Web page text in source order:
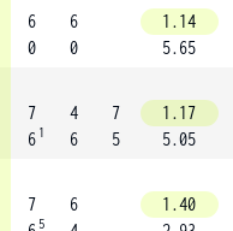
6
0
6
0
1.14
5.65
7
6 1
4
6
7
5
1.17
5.05
7
5
6
1.40